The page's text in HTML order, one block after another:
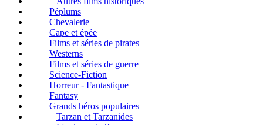
Péplums
Chevalerie
Cape et épée
Films et séries de pirates
Westerns
Films et séries de guerre
Science-Fiction
Horreur - Fantastique
Fantasy
Grands héros populaires
Tarzan et Tarzanides